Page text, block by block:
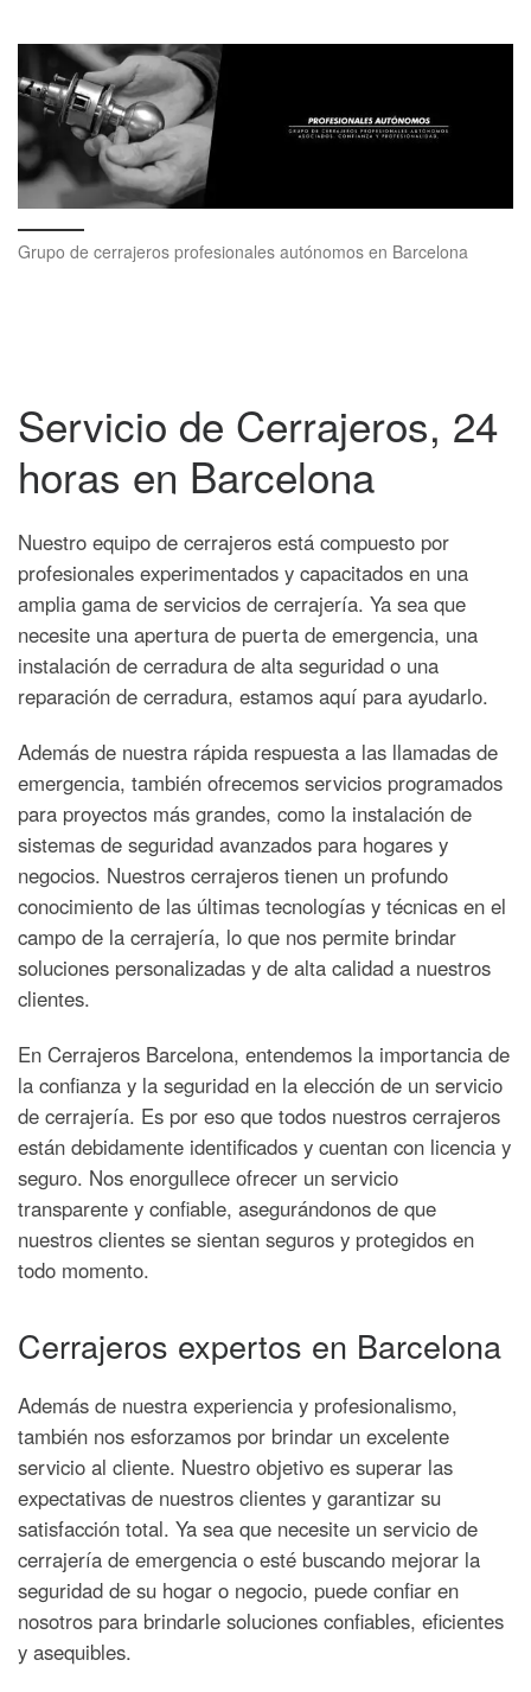
Grupo de cerrajeros profesionales autónomos en Barcelona
Servicio de Cerrajeros, 24
horas en Barcelona
Nuestro equipo de cerrajeros está compuesto por
profesionales experimentados y capacitados en una
amplia gama de servicios de cerrajería. Ya sea que
necesite una apertura de puerta de emergencia, una
instalación de cerradura de alta seguridad o una
reparación de cerradura, estamos aquí para ayudarlo.
Además de nuestra rápida respuesta a las llamadas de
emergencia, también ofrecemos servicios programados
para proyectos más grandes, como la instalación de
sistemas de seguridad avanzados para hogares y
negocios. Nuestros cerrajeros tienen un profundo
conocimiento de las últimas tecnologías y técnicas en el
campo de la cerrajería, lo que nos permite brindar
soluciones personalizadas y de alta calidad a nuestros
clientes.
En Cerrajeros Barcelona, entendemos la importancia de
la confianza y la seguridad en la elección de un servicio
de cerrajería. Es por eso que todos nuestros cerrajeros
están debidamente identificados y cuentan con licencia y
seguro. Nos enorgullece ofrecer un servicio
transparente y confiable, asegurándonos de que
nuestros clientes se sientan seguros y protegidos en
todo momento.
Cerrajeros expertos en Barcelona
Además de nuestra experiencia y profesionalismo,
también nos esforzamos por brindar un excelente
servicio al cliente. Nuestro objetivo es superar las
expectativas de nuestros clientes y garantizar su
satisfacción total. Ya sea que necesite un servicio de
cerrajería de emergencia o esté buscando mejorar la
seguridad de su hogar o negocio, puede confiar en
nosotros para brindarle soluciones confiables, eficientes
y asequibles.